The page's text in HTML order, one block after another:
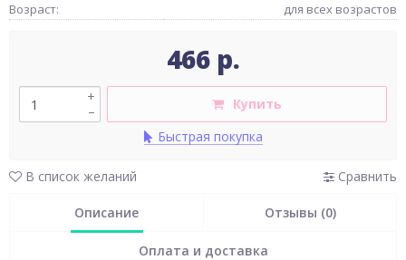
Возраст:
для всех возрастов
466 р.
–
+
Купить
Быстрая покупка
В список желаний Сравнить
Описание Отзывы (0)
Оплата и доставка